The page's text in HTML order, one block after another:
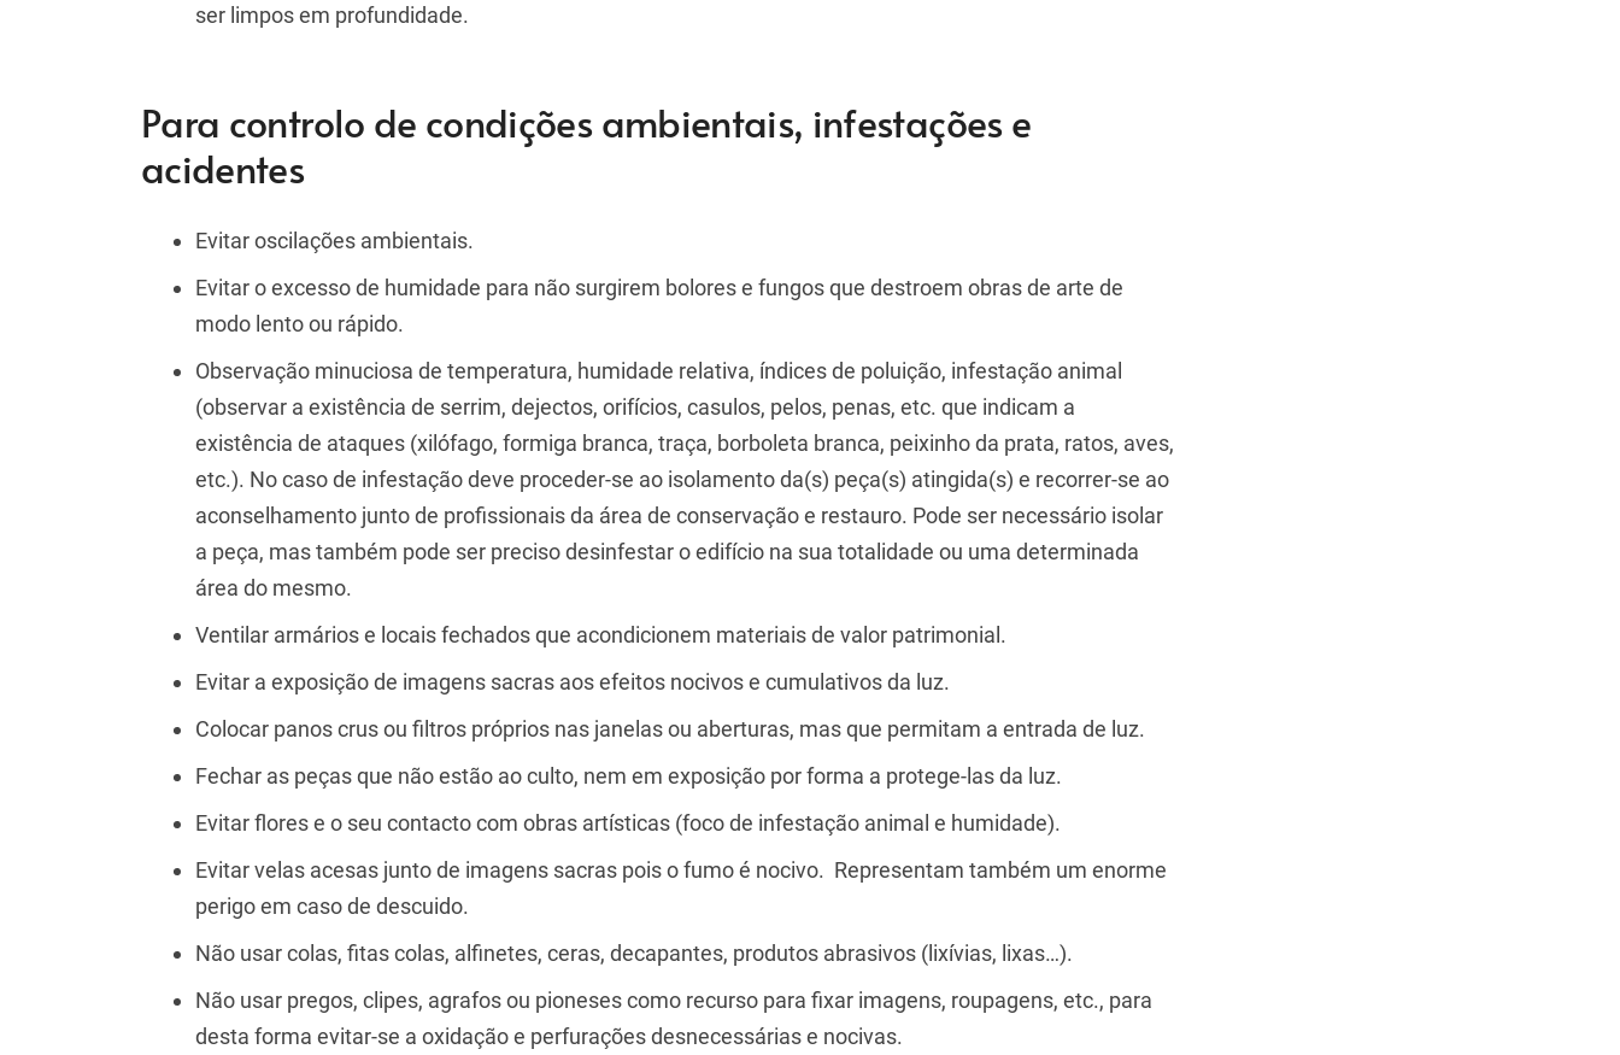
ser limpos em profundidade.
Para controlo de condições ambientais, infestações e
acidentes
Evitar oscilações ambientais.
Evitar o excesso de humidade para não surgirem bolores e fungos que destroem obras de arte de
modo lento ou rápido.
Observação minuciosa de temperatura, humidade relativa, índices de poluição, infestação animal
(observar a existência de serrim, dejectos, orifícios, casulos, pelos, penas, etc. que indicam a
existência de ataques (xilófago, formiga branca, traça, borboleta branca, peixinho da prata, ratos, aves,
etc.). No caso de infestação deve proceder-se ao isolamento da(s) peça(s) atingida(s) e recorrer-se ao
aconselhamento junto de profissionais da área de conservação e restauro. Pode ser necessário isolar
a peça, mas também pode ser preciso desinfestar o edifício na sua totalidade ou uma determinada
área do mesmo.
Ventilar armários e locais fechados que acondicionem materiais de valor patrimonial.
Evitar a exposição de imagens sacras aos efeitos nocivos e cumulativos da luz.
Colocar panos crus ou filtros próprios nas janelas ou aberturas, mas que permitam a entrada de luz.
Fechar as peças que não estão ao culto, nem em exposição por forma a protege-las da luz.
Evitar flores e o seu contacto com obras artísticas (foco de infestação animal e humidade).
Evitar velas acesas junto de imagens sacras pois o fumo é nocivo. Representam também um enorme
perigo em caso de descuido.
Não usar colas, fitas colas, alfinetes, ceras, decapantes, produtos abrasivos (lixívias, lixas…).
Não usar pregos, clipes, agrafos ou pioneses como recurso para fixar imagens, roupagens, etc., para
desta forma evitar-se a oxidação e perfurações desnecessárias e nocivas.